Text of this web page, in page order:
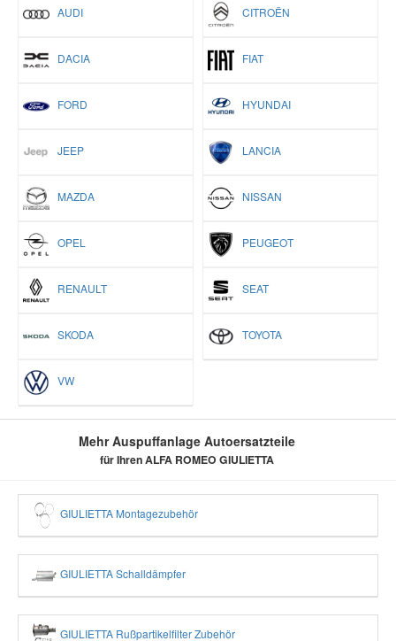
AUDI CITROËN
DACIA FIAT
FORD HYUNDAI
JEEP LANCIA
MAZDA NISSAN
OPEL PEUGEOT
RENAULT SEAT
SKODA TOYOTA
VW
Mehr Auspuffanlage Autoersatzteile
für Ihren ALFA ROMEO GIULIETTA
GIULIETTA Montagezubehör
GIULIETTA Schalldämpfer
GIULIETTA Rußpartikelfilter Zubehör